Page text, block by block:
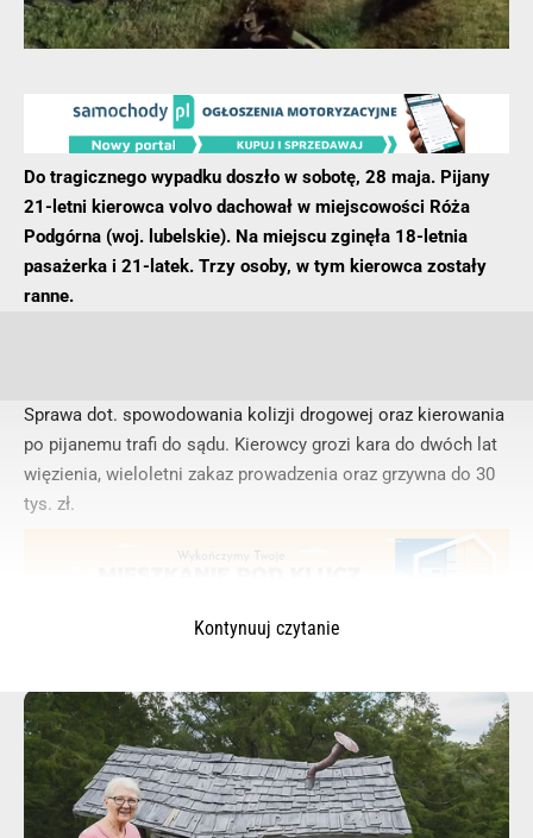
Sprawa dot. spowodowania kolizji drogowej oraz kierowania
po pijanemu trafi do sądu. Kierowcy grozi kara do dwóch lat
więzienia, wieloletni zakaz prowadzenia oraz grzywna do 30
tys. zł.
Do tragicznego wypadku doszło w sobotę, 28 maja. Pijany
21-letni kierowca volvo dachował w miejscowości Róża
Podgórna (woj. lubelskie). Na miejscu zginęła 18-letnia
pasażerka i 21-latek. Trzy osoby, w tym kierowca zostały
ranne.
Kontynuuj czytanie